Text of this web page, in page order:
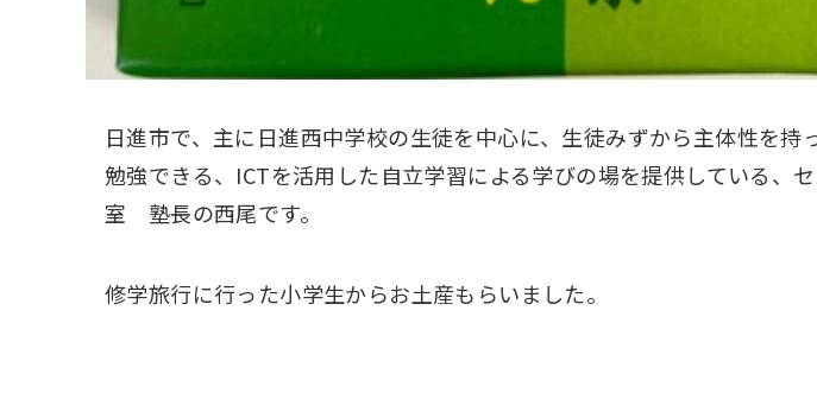
日進市で、主に日進西中学校の生徒を中心に、生徒みずから主体性を持
勉強できる、ICTを活用した自立学習による学びの場を提供している、
室 塾長の西尾です。
修学旅行に行った小学生からお土産もらいました。